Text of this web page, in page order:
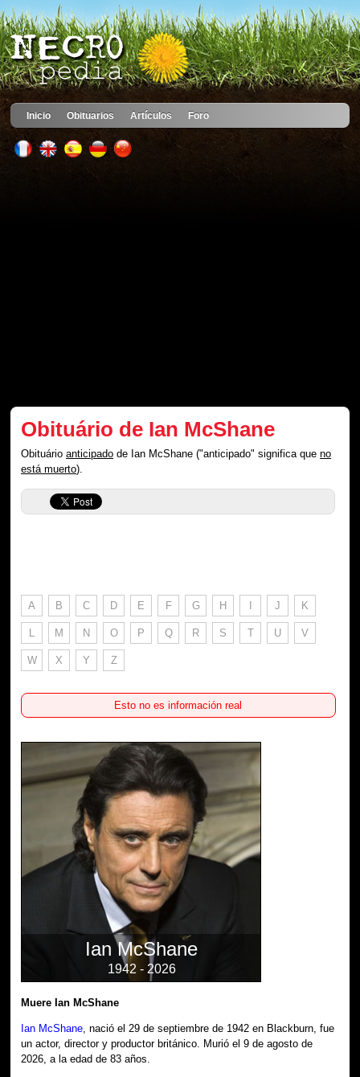
Inicio Obituarios Artículos Foro
Obituário de Ian McShane
Obituárioanticipado de Ian McShane ("anticipado" significa queno
está muerto).
A B C D E F G H I J K
L M N O P Q R S T U V
W X Y Z
Esto no es información real
Ian McShane
1942 - 2026
Muere Ian McShane
Ian McShane , nació el 29 de septiembre de 1942 en Blackburn, fue
un actor, director y productor británico. Murió el 9 de agosto de
2026, a la edad de 83 años.